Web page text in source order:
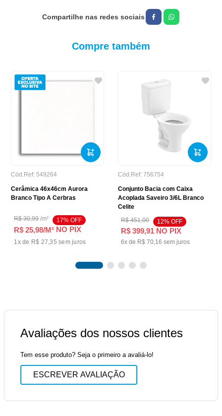
Compre também
Cód.Ref: 549264
Cerâmica 46x46cm Aurora
Branco Tipo A Cerbras
R$ 30,99/m² 17% OFF
R$ 25,98/M² NO PIX
1x de R$ 27,35 sem juros
Cód.Ref: 756754
Conjunto Bacia com Caixa
Acoplada Saveiro 3/6L Branco
Celite
R$ 451,00 12% OFF
R$ 399,91 NO PIX
6x de R$ 70,16 sem juros
Avaliações dos nossos clientes
Tem esse produto? Seja o primeiro a avaliá-lo!
ESCREVER AVALIAÇÃO